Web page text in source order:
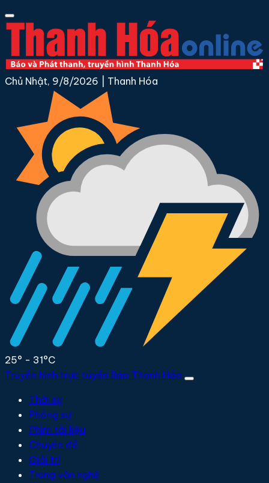
Chủ Nhật, 9/8/2026 Thanh Hóa
25° - 31°C
Truyền hình trực tuyến Báo Thanh Hóa
Thời sự
Phóng sự
Phim tài liệu
Chuyên đề
Giải trí
Trang văn nghệ